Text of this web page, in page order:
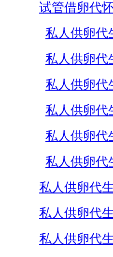
试管借卵代
私人供卵代
私人供卵代
私人供卵代
私人供卵代
私人供卵代
私人供卵代
私人供卵代
私人供卵代
私人供卵代